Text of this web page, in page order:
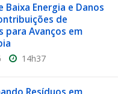
Baixa Energia e Danos
de
para Avanços em
14h37